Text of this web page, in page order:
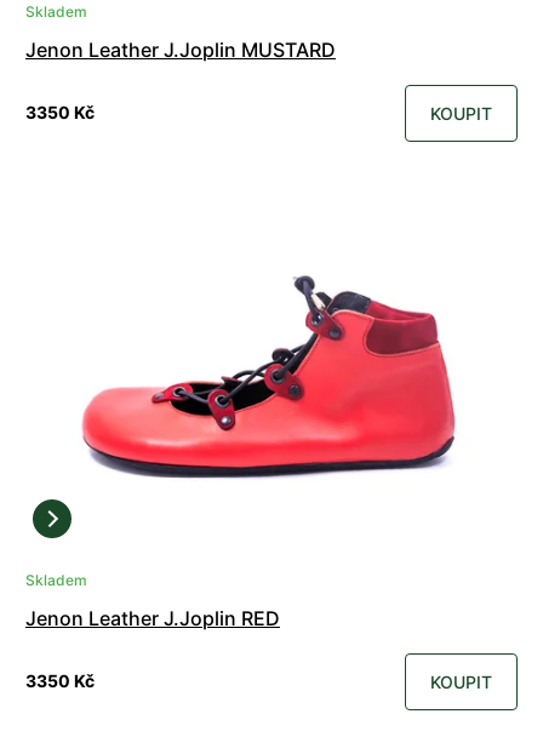
Skladem
Jenon Leather J.Joplin MUSTARD
3350 Kč KOUPIT
Skladem
Jenon Leather J.Joplin RED
3350 Kč KOUPIT